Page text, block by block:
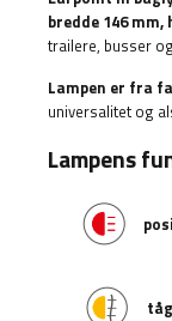
bredde 146 mm,
trailere, busser
Lampen er fra
universalitet og
Lampens